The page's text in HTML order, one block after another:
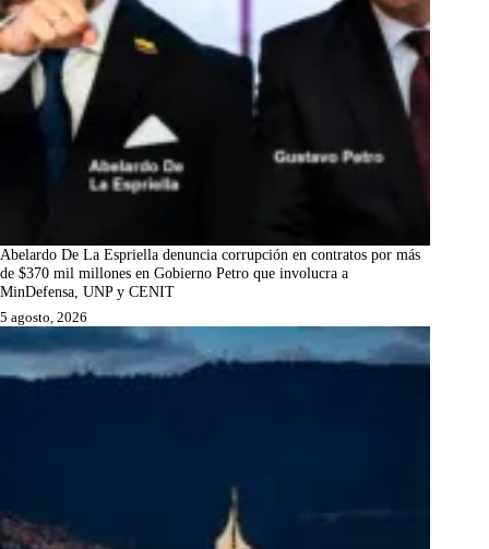
Abelardo De La Espriella denuncia corrupción en contratos por más
de $370 mil millones en Gobierno Petro que involucra a
MinDefensa, UNP y CENIT
5 agosto, 2026